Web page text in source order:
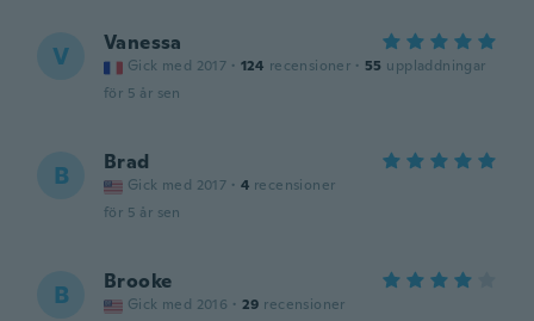
V Vanessa
Gick med 2017 · 124 recensioner · 55 uppladdningar
för 5 år sen
B Brad
Gick med 2017 · 4 recensioner
för 5 år sen
B Brooke
Gick med 2016 · 29 recensioner